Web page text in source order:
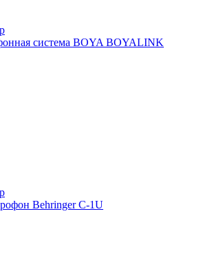
система BOYA BOYALINK
Behringer C-1U